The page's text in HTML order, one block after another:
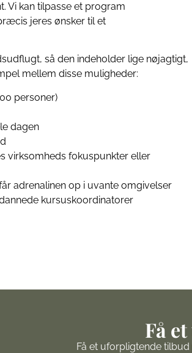
Vi kan tilpasse et program
jeres ønsker til et
så den indeholder lige nøjagtigt,
mellem disse muligheder:
personer)
dagen
virksomheds fokuspunkter eller
adrenalinen op i uvante omgivelser
kursuskoordinatorer
Få
Få et uforpligtende